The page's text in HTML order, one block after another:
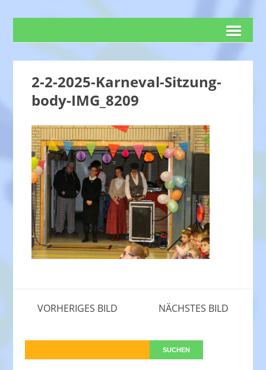
2-2-2025-Karneval-Sitzung-
body-IMG_8209
VORHERIGES BILD NÄCHSTES BILD